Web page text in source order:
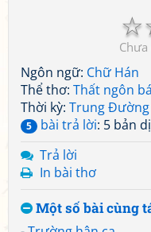
☆
Ngôn ngữ: Chữ Hán
Thể thơ: Thất ngôn
Thời kỳ: Trung Đường
5 bài trả lời: 5 bản
Trả lời
In bài thơ
Một số bài cùng